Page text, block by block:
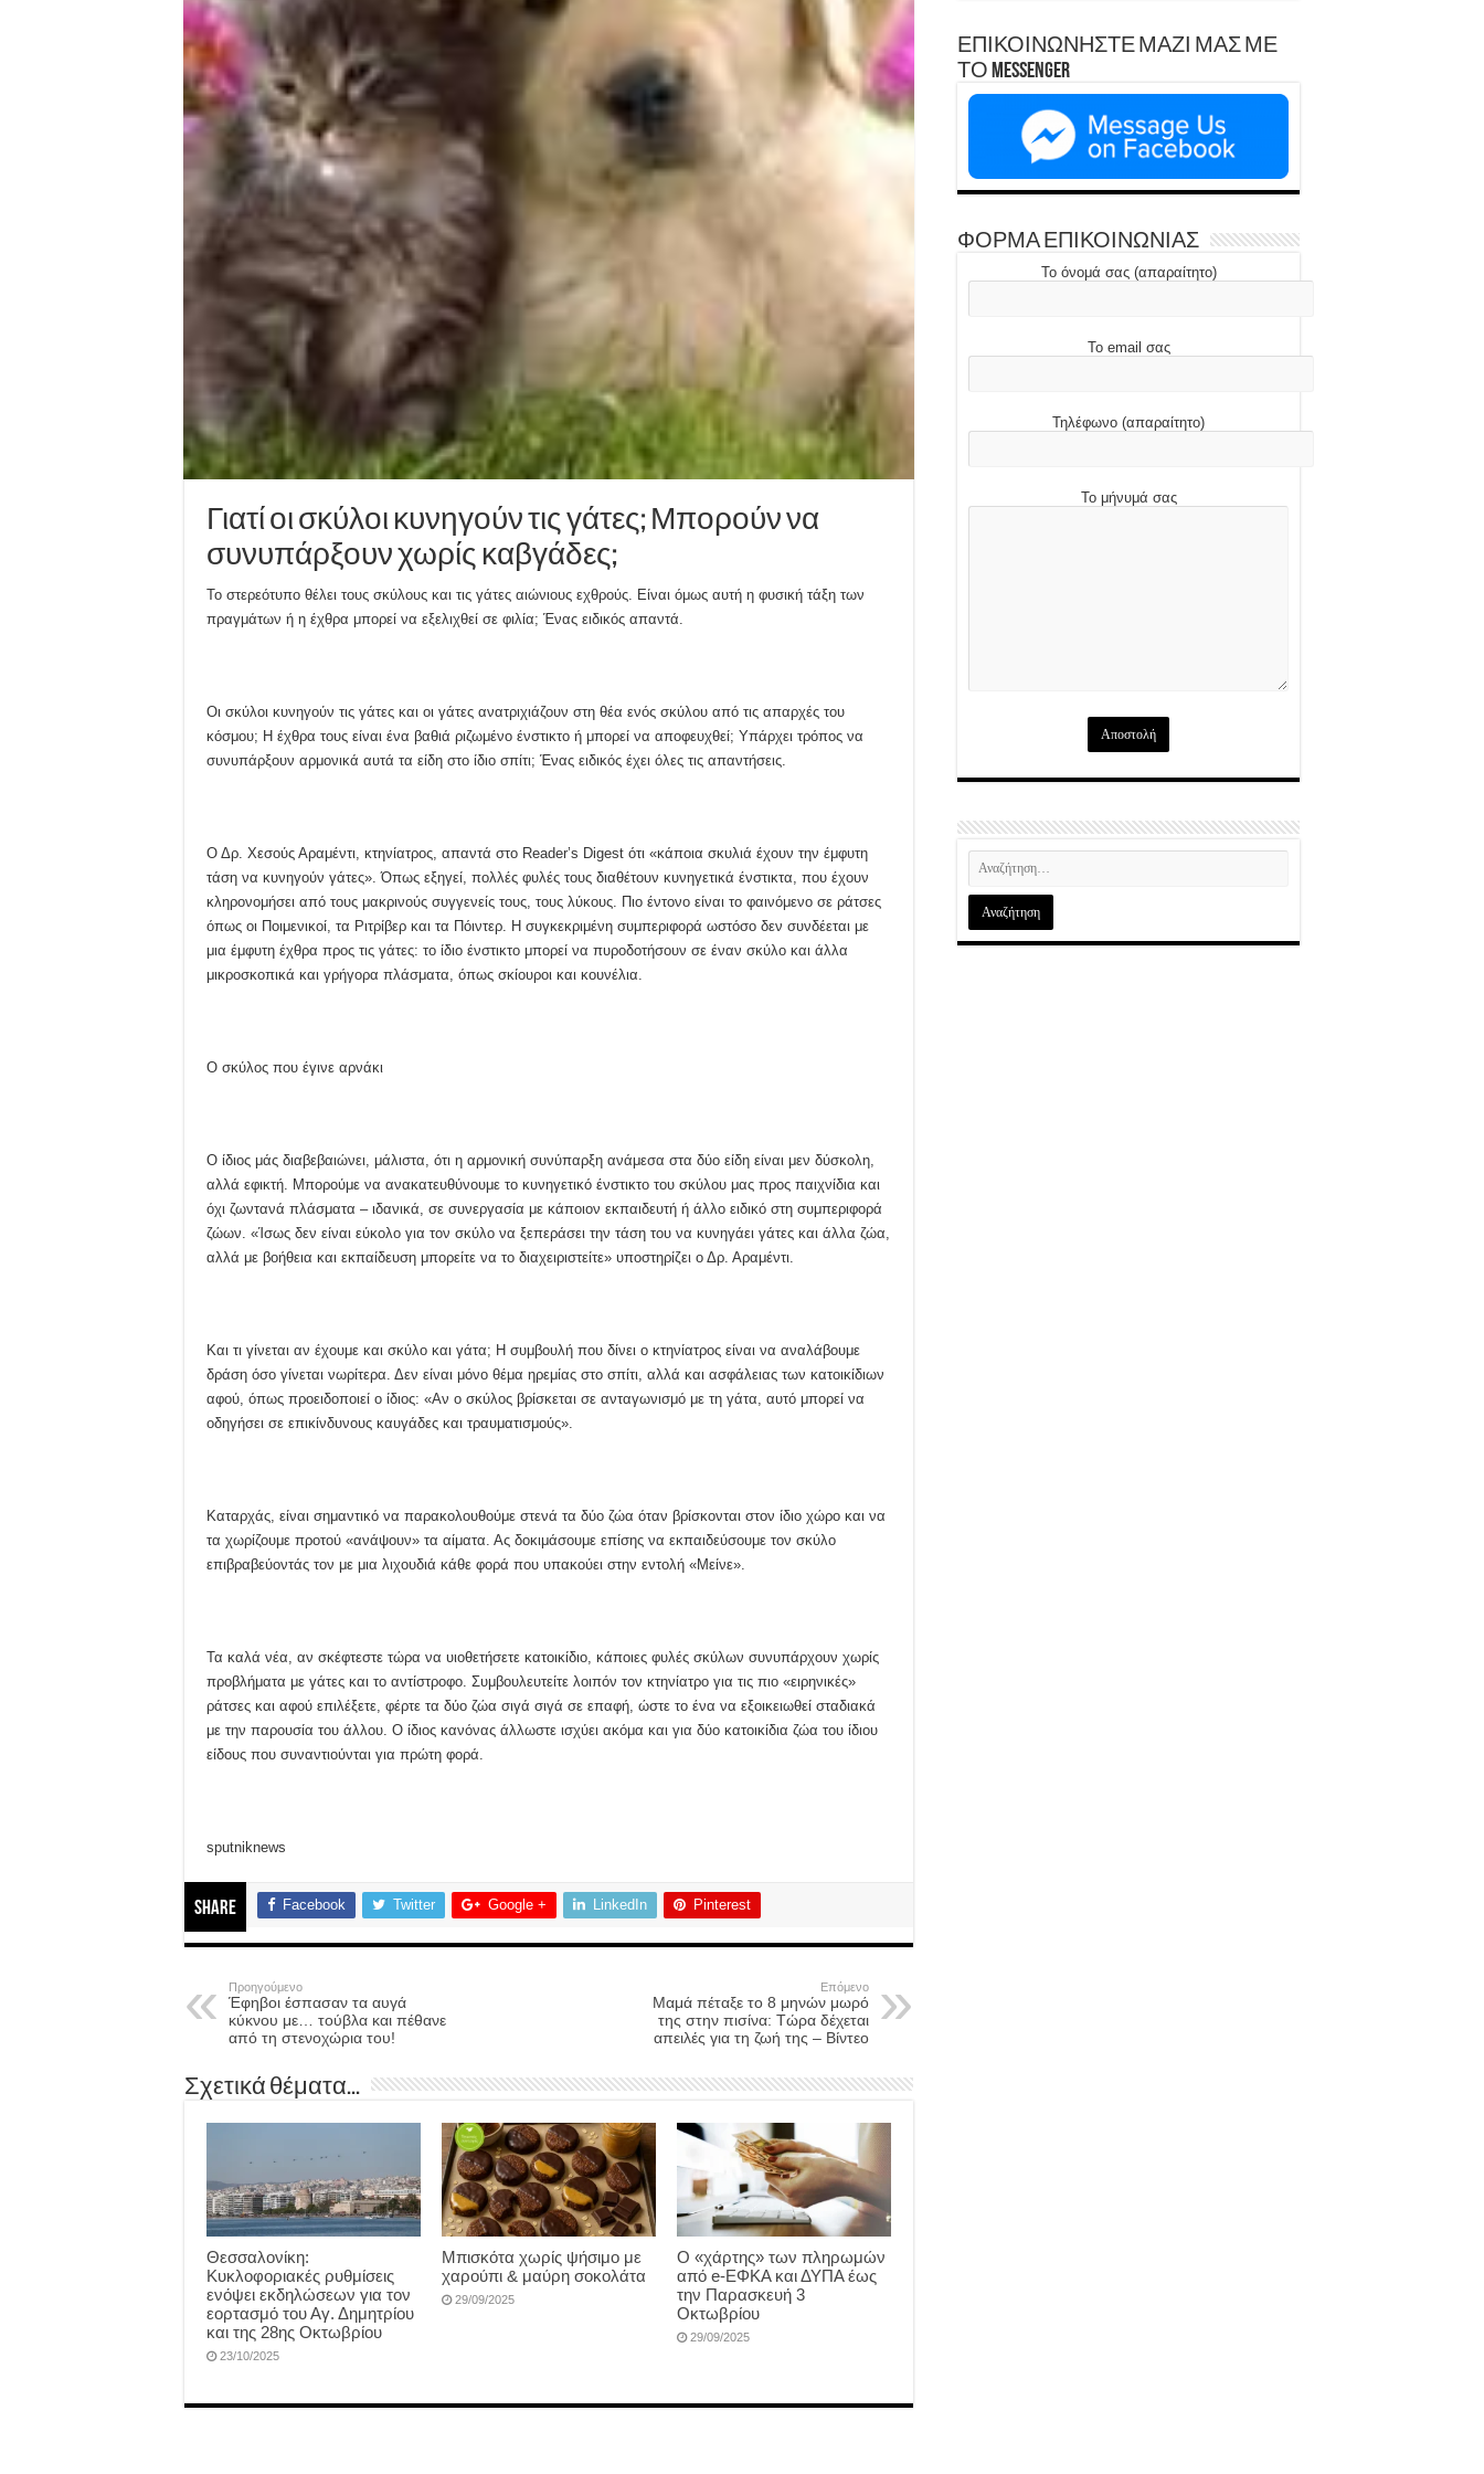
Γιατί οι σκύλοι κυνηγούν τις γάτες; Μπορούν να
συνυπάρξουν χωρίς καβγάδες;
Το στερεότυπο θέλει τους σκύλους και τις γάτες αιώνιους εχθρούς. Είναι όμως αυτή η φυσική τάξη των
πραγμάτων ή η έχθρα μπορεί να εξελιχθεί σε φιλία; Ένας ειδικός απαντά.
Οι σκύλοι κυνηγούν τις γάτες και οι γάτες ανατριχιάζουν στη θέα ενός σκύλου από τις απαρχές του
κόσμου; Η έχθρα τους είναι ένα βαθιά ριζωμένο ένστικτο ή μπορεί να αποφευχθεί; Υπάρχει τρόπος να
συνυπάρξουν αρμονικά αυτά τα είδη στο ίδιο σπίτι; Ένας ειδικός έχει όλες τις απαντήσεις.
Ο Δρ. Χεσούς Αραμέντι, κτηνίατρος, απαντά στο Reader’s Digest ότι «κάποια σκυλιά έχουν την έμφυτη
τάση να κυνηγούν γάτες». Όπως εξηγεί, πολλές φυλές τους διαθέτουν κυνηγετικά ένστικτα, που έχουν
κληρονομήσει από τους μακρινούς συγγενείς τους, τους λύκους. Πιο έντονο είναι το φαινόμενο σε ράτσες
όπως οι Ποιμενικοί, τα Ριτρίβερ και τα Πόιντερ. Η συγκεκριμένη συμπεριφορά ωστόσο δεν συνδέεται με
μια έμφυτη έχθρα προς τις γάτες: το ίδιο ένστικτο μπορεί να πυροδοτήσουν σε έναν σκύλο και άλλα
μικροσκοπικά και γρήγορα πλάσματα, όπως σκίουροι και κουνέλια.
Ο σκύλος που έγινε αρνάκι
Ο ίδιος μάς διαβεβαιώνει, μάλιστα, ότι η αρμονική συνύπαρξη ανάμεσα στα δύο είδη είναι μεν δύσκολη,
αλλά εφικτή. Μπορούμε να ανακατευθύνουμε το κυνηγετικό ένστικτο του σκύλου μας προς παιχνίδια και
όχι ζωντανά πλάσματα – ιδανικά, σε συνεργασία με κάποιον εκπαιδευτή ή άλλο ειδικό στη συμπεριφορά
ζώων. «Ίσως δεν είναι εύκολο για τον σκύλο να ξεπεράσει την τάση του να κυνηγάει γάτες και άλλα ζώα,
αλλά με βοήθεια και εκπαίδευση μπορείτε να το διαχειριστείτε» υποστηρίζει ο Δρ. Αραμέντι.
Και τι γίνεται αν έχουμε και σκύλο και γάτα; Η συμβουλή που δίνει ο κτηνίατρος είναι να αναλάβουμε
δράση όσο γίνεται νωρίτερα. Δεν είναι μόνο θέμα ηρεμίας στο σπίτι, αλλά και ασφάλειας των κατοικίδιων
αφού, όπως προειδοποιεί ο ίδιος: «Αν ο σκύλος βρίσκεται σε ανταγωνισμό με τη γάτα, αυτό μπορεί να
οδηγήσει σε επικίνδυνους καυγάδες και τραυματισμούς».
Καταρχάς, είναι σημαντικό να παρακολουθούμε στενά τα δύο ζώα όταν βρίσκονται στον ίδιο χώρο και να
τα χωρίζουμε προτού «ανάψουν» τα αίματα. Ας δοκιμάσουμε επίσης να εκπαιδεύσουμε τον σκύλο
επιβραβεύοντάς τον με μια λιχουδιά κάθε φορά που υπακούει στην εντολή «Μείνε».
Τα καλά νέα, αν σκέφτεστε τώρα να υιοθετήσετε κατοικίδιο, κάποιες φυλές σκύλων συνυπάρχουν χωρίς
προβλήματα με γάτες και το αντίστροφο. Συμβουλευτείτε λοιπόν τον κτηνίατρο για τις πιο «ειρηνικές»
ράτσες και αφού επιλέξετε, φέρτε τα δύο ζώα σιγά σιγά σε επαφή, ώστε το ένα να εξοικειωθεί σταδιακά
με την παρουσία του άλλου. Ο ίδιος κανόνας άλλωστε ισχύει ακόμα και για δύο κατοικίδια ζώα του ίδιου
είδους που συναντιούνται για πρώτη φορά.
sputniknews
Share Facebook Twitter Google + LinkedIn Pinterest
Προηγούμενο
Έφηβοι έσπασαν τα αυγά
κύκνου με… τούβλα και πέθανε
από τη στενοχώρια του!
Επόμενο
Μαμά πέταξε το 8 μηνών μωρό
της στην πισίνα: Τώρα δέχεται
απειλές για τη ζωή της – Βίντεο
Σχετικά θέματα...
Θεσσαλονίκη:
Κυκλοφοριακές ρυθμίσεις
ενόψει εκδηλώσεων για τον
εορτασμό του Αγ. Δημητρίου
και της 28ης Οκτωβρίου
23/10/2025
Μπισκότα χωρίς ψήσιμο με
χαρούπι & μαύρη σοκολάτα
29/09/2025
Ο «χάρτης» των πληρωμών
από e-ΕΦΚΑ και ΔΥΠΑ έως
την Παρασκευή 3
Οκτωβρίου
29/09/2025
ΕΠΙΚΟΙΝΩΝΗΣΤΕ ΜΑΖΙ ΜΑΣ ΜΕ
ΤΟ Messenger
ΦΟΡΜΑ ΕΠΙΚΟΙΝΩΝΙΑΣ
Το όνομά σας (απαραίτητο)
Το email σας
Τηλέφωνο (απαραίτητο)
Το μήνυμά σας